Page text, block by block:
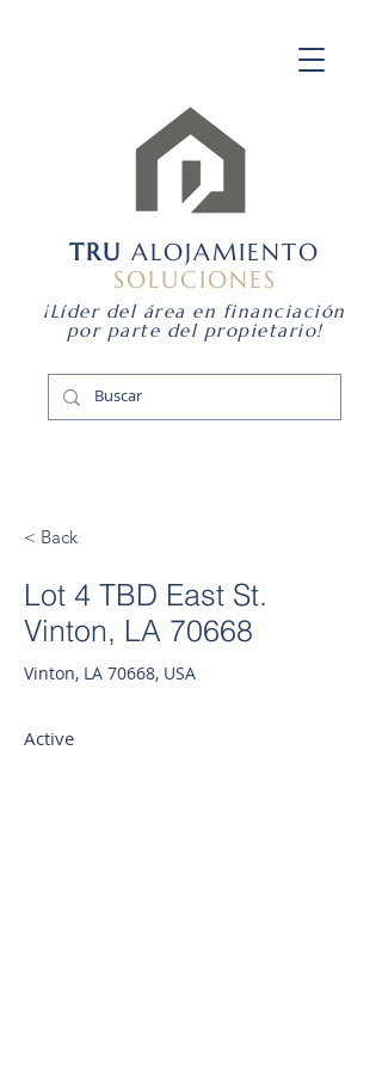
TRU ALOJAMIENTO
SOLUCIONES
¡Líder del área en financiación
por parte del propietario!
< Back
Lot 4 TBD East St.
Vinton, LA 70668
Vinton, LA 70668, USA
Active